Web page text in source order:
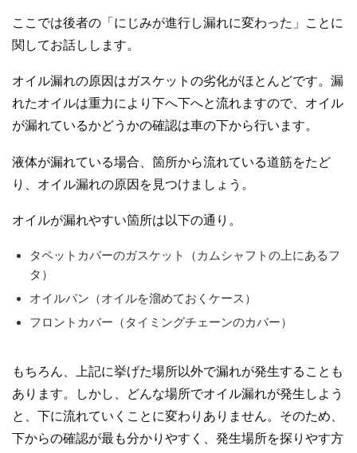
ここでは後者の「にじみが進行し漏れに変わった」ことに
関してお話しします。
オイル漏れの原因はガスケットの劣化がほとんどです。漏
れたオイルは重力により下へ下へと流れますので、オイル
が漏れているかどうかの確認は車の下から行います。
液体が漏れている場合、箇所から流れている道筋をたど
り、オイル漏れの原因を見つけましょう。
オイルが漏れやすい箇所は以下の通り。
タペットカバーのガスケット（カムシャフトの上にあるフ
タ）
オイルパン（オイルを溜めておくケース）
フロントカバー（タイミングチェーンのカバー）
もちろん、上記に挙げた場所以外で漏れが発生することも
あります。しかし、どんな場所でオイル漏れが発生しよう
と、下に流れていくことに変わりありません。そのため、
下からの確認が最も分かりやすく、発生場所を探りやす方